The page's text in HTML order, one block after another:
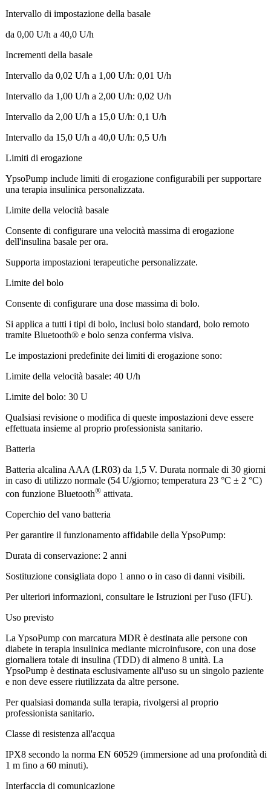
Intervallo di impostazione della basale
da 0,00 U/h a 40,0 U/h
Incrementi della basale
Intervallo da 0,02 U/h a 1,00 U/h: 0,01 U/h
Intervallo da 1,00 U/h a 2,00 U/h: 0,02 U/h
Intervallo da 2,00 U/h a 15,0 U/h: 0,1 U/h
Intervallo da 15,0 U/h a 40,0 U/h: 0,5 U/h
Limiti di erogazione
YpsoPump include limiti di erogazione configurabili per supportare
una terapia insulinica personalizzata.
Limite della velocità basale
Consente di configurare una velocità massima di erogazione
dell'insulina basale per ora.
Supporta impostazioni terapeutiche personalizzate.
Limite del bolo
Consente di configurare una dose massima di bolo.
Si applica a tutti i tipi di bolo, inclusi bolo standard, bolo remoto
tramite Bluetooth® e bolo senza conferma visiva.
Le impostazioni predefinite dei limiti di erogazione sono:
Limite della velocità basale: 40 U/h
Limite del bolo: 30 U
Qualsiasi revisione o modifica di queste impostazioni deve essere
effettuata insieme al proprio professionista sanitario.
Batteria
Batteria alcalina AAA (LR03) da 1,5 V. Durata normale di 30 giorni
in caso di utilizzo normale (54 U/giorno; temperatura 23 °C ± 2 °C)
con funzione Bluetooth® attivata.
Coperchio del vano batteria
Per garantire il funzionamento affidabile della YpsoPump:
Durata di conservazione: 2 anni
Sostituzione consigliata dopo 1 anno o in caso di danni visibili.
Per ulteriori informazioni, consultare le Istruzioni per l'uso (IFU).
Uso previsto
La YpsoPump con marcatura MDR è destinata alle persone con
diabete in terapia insulinica mediante microinfusore, con una dose
giornaliera totale di insulina (TDD) di almeno 8 unità. La
YpsoPump è destinata esclusivamente all'uso su un singolo paziente
e non deve essere riutilizzata da altre persone.
Per qualsiasi domanda sulla terapia, rivolgersi al proprio
professionista sanitario.
Classe di resistenza all'acqua
IPX8 secondo la norma EN 60529 (immersione ad una profondità di
1 m fino a 60 minuti).
Interfaccia di comunicazione